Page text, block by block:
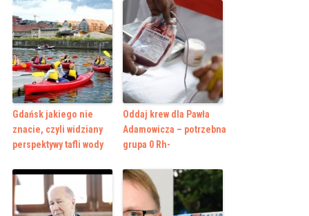
Gdańsk jakiego nie
znacie, czyli widziany
perspektywy tafli wody
Oddaj krew dla Pawła
Adamowicza – potrzebna
grupa 0 Rh-